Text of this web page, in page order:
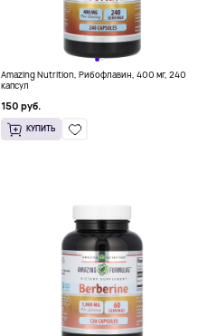
Amazing Nutrition, Рибофлавин, 400 мг, 240
капсул
150 руб.
КУПИТЬ